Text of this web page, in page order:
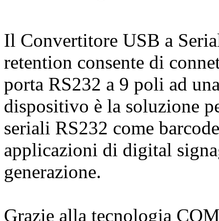
Il Convertitore USB a
retention consente di
porta RS232 a 9 poli ad
dispositivo è la soluzione
seriali RS232 come
applicazioni di digital
generazione.
Grazie alla tecnologia